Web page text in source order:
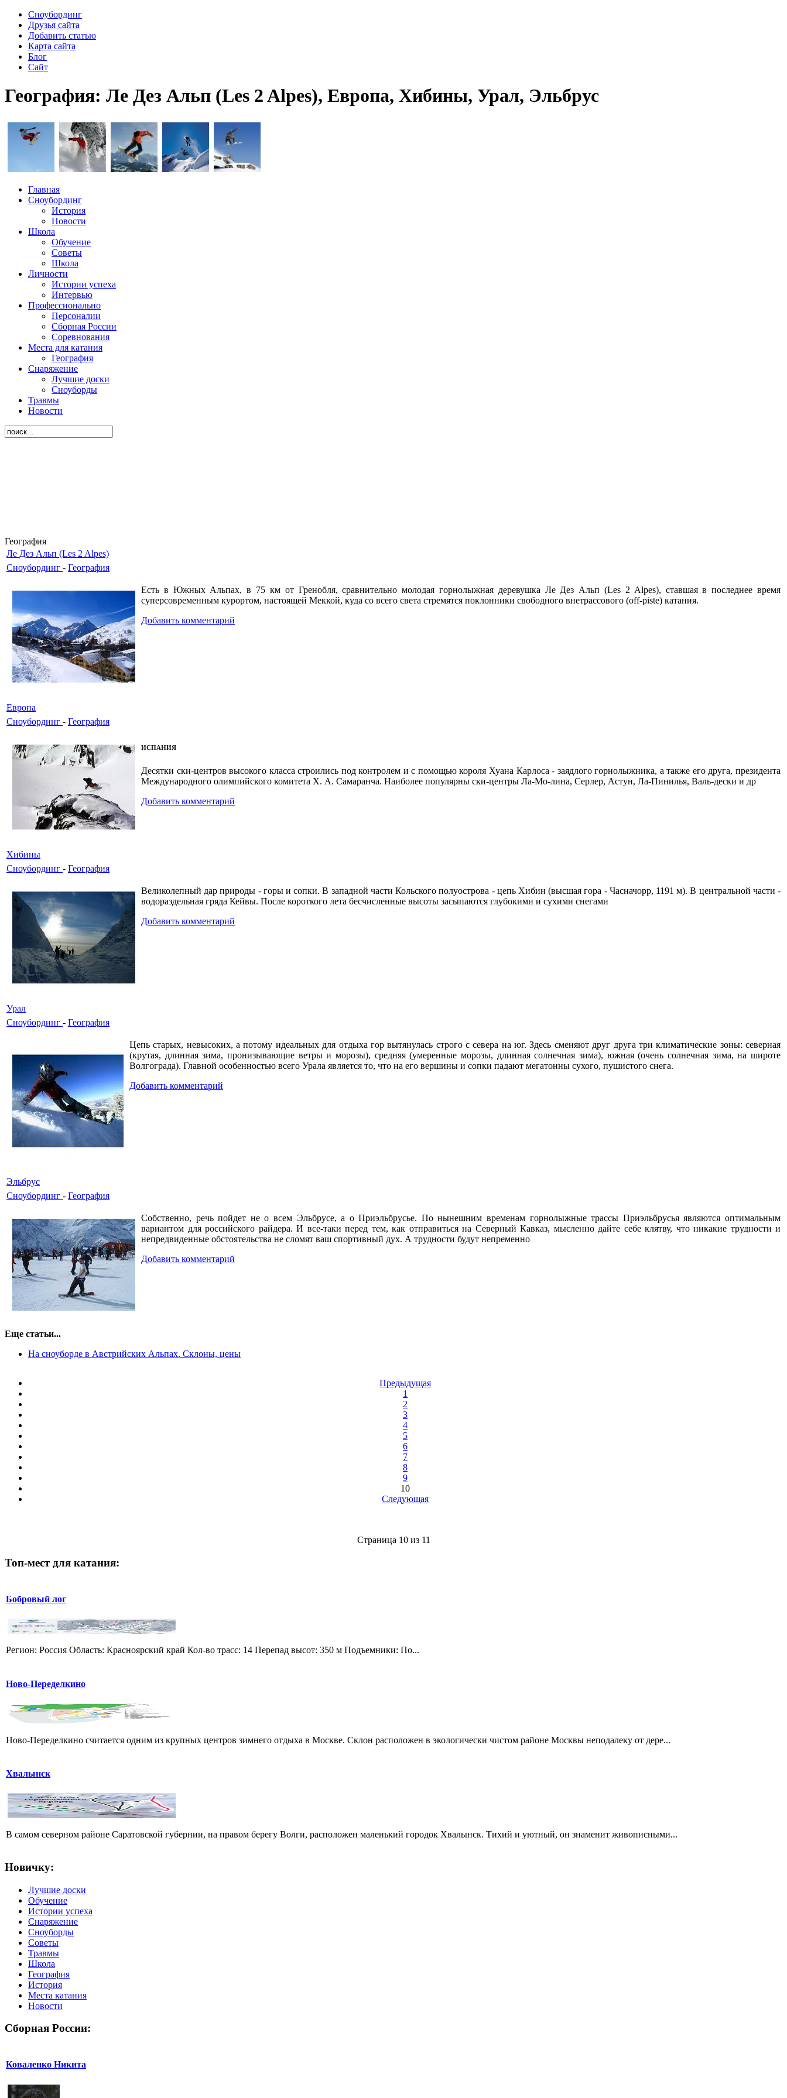
Сноубординг
Друзья сайта
Добавить статью
Карта сайта
Блог
Сайт
География: Ле Дез Альп (Les 2 Alpes), Европа, Хибины, Урал, Эльбрус
Главная
Сноубординг
История
Новости
Школа
Обучение
Советы
Школа
Личности
Истории успеха
Интервью
Профессионально
Персоналии
Сборная России
Соревнования
Места для катания
География
Снаряжение
Лучшие доски
Сноуборды
Травмы
Новости
География
Ле Дез Альп (Les 2 Alpes)
Сноубординг - География
Есть в Южных Альпах, в 75 км от Гренобля, сравнительно молодая горнолыжная деревушка Ле Дез Альп (Les 2 Alpes), ставшая в последнее время
суперсовременным курортом, настоящей Меккой, куда со всего света стремятся поклонники свободного внетрассового (off-piste) катания.
Добавить комментарий
Европа
Сноубординг - География
ИСПАНИЯ
Десятки ски-центров высокого класса строились под контролем и с помощью короля Хуана Карлоса - заядлого горнолыжника, а также его друга, президента
Международного олимпийского комитета X. А. Самаранча. Наиболее популярны ски-центры Ла-Мо-лина, Серлер, Астун, Ла-Пинилья, Валь-дески и др
Добавить комментарий
Хибины
Сноубординг - География
Великолепный дар природы - горы и сопки. В западной части Кольского полуострова - цепь Хибин (высшая гора - Часначорр, 1191 м). В центральной части -
водораздельная гряда Кейвы. После короткого лета бесчисленные высоты засыпаются глубокими и сухими снегами
Добавить комментарий
Урал
Сноубординг - География
Цепь старых, невысоких, а потому идеальных для отдыха гор вытянулась строго с севера на юг. Здесь сменяют друг друга три климатические зоны: северная
(крутая, длинная зима, пронизывающие ветры и морозы), средняя (умеренные морозы, длинная солнечная зима), южная (очень солнечная зима, на широте
Волгограда). Главной особенностью всего Урала является то, что на его вершины и сопки падают мегатонны сухого, пушистого снега.
Добавить комментарий
Эльбрус
Сноубординг - География
Собственно, речь пойдет не о всем Эльбрусе, а о Приэльбрусье. По нынешним временам горнолыжные трассы Приэльбрусья являются оптимальным
вариантом для российского райдера. И все-таки перед тем, как отправиться на Северный Кавказ, мысленно дайте себе клятву, что никакие трудности и
непредвиденные обстоятельства не сломят ваш спортивный дух. А трудности будут непременно
Добавить комментарий
Еще статьи...
На сноуборде в Австрийских Альпах. Склоны, цены
Предыдущая
1
2
3
4
5
6
7
8
9
10
Следующая
Страница 10 из 11
Топ-мест для катания:
Бобровый лог
Регион: Россия Область: Красноярский край Кол-во трасс: 14 Перепад высот: 350 м Подъемники: По...
Ново-Переделкино
Ново-Переделкино считается одним из крупных центров зимнего отдыха в Москве. Склон расположен в экологически чистом районе Москвы неподалеку от дере...
Хвалынск
В самом северном районе Саратовской губернии, на правом берегу Волги, расположен маленький городок Хвалынск. Тихий и уютный, он знаменит живописными...
Новичку:
Лучшие доски
Обучение
Истории успеха
Снаряжение
Сноуборды
Советы
Травмы
Школа
География
История
Места катания
Новости
Сборная России:
Коваленко Никита